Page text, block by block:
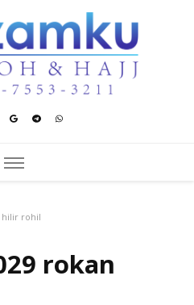
dan Hajj
hilir rohil
rokan